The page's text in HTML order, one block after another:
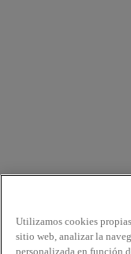
Utilizamos cookies
sitio web, analizar la
personalizada en función